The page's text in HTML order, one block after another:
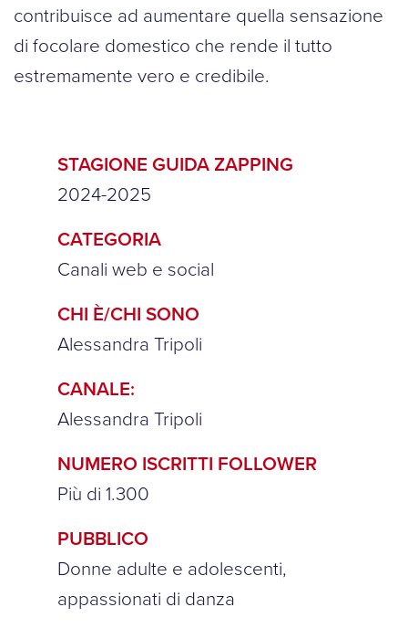
contribuisce ad aumentare quella sensazione
di focolare domestico che rende il tutto
estremamente vero e credibile.
STAGIONE GUIDA ZAPPING
2024-2025
CATEGORIA
Canali web e social
CHI È/CHI SONO
Alessandra Tripoli
CANALE:
Alessandra Tripoli
NUMERO ISCRITTI FOLLOWER
Più di 1.300
PUBBLICO
Donne adulte e adolescenti,
appassionati di danza